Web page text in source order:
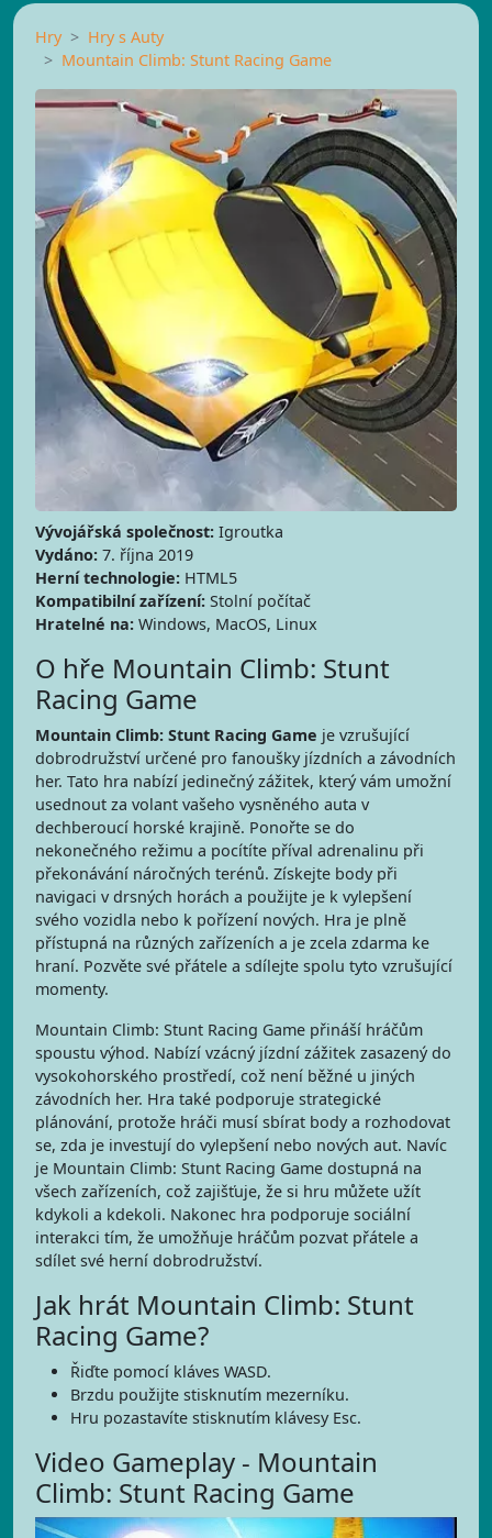
Hry
Hry s Auty
Mountain Climb: Stunt Racing Game
Vývojářská společnost: Igroutka
Vydáno: 7. října 2019
Herní technologie: HTML5
Kompatibilní zařízení: Stolní počítač
Hratelné na: Windows, MacOS, Linux
O hře Mountain Climb: Stunt
Racing Game
Mountain Climb: Stunt Racing Game je vzrušující
dobrodružství určené pro fanoušky jízdních a závodních
her. Tato hra nabízí jedinečný zážitek, který vám umožní
usednout za volant vašeho vysněného auta v
dechberoucí horské krajině. Ponořte se do
nekonečného režimu a pocítíte příval adrenalinu při
překonávání náročných terénů. Získejte body při
navigaci v drsných horách a použijte je k vylepšení
svého vozidla nebo k pořízení nových. Hra je plně
přístupná na různých zařízeních a je zcela zdarma ke
hraní. Pozvěte své přátele a sdílejte spolu tyto vzrušující
momenty.
Mountain Climb: Stunt Racing Game přináší hráčům
spoustu výhod. Nabízí vzácný jízdní zážitek zasazený do
vysokohorského prostředí, což není běžné u jiných
závodních her. Hra také podporuje strategické
plánování, protože hráči musí sbírat body a rozhodovat
se, zda je investují do vylepšení nebo nových aut. Navíc
je Mountain Climb: Stunt Racing Game dostupná na
všech zařízeních, což zajišťuje, že si hru můžete užít
kdykoli a kdekoli. Nakonec hra podporuje sociální
interakci tím, že umožňuje hráčům pozvat přátele a
sdílet své herní dobrodružství.
Jak hrát Mountain Climb: Stunt
Racing Game?
Řiďte pomocí kláves WASD.
Brzdu použijte stisknutím mezerníku.
Hru pozastavíte stisknutím klávesy Esc.
Video Gameplay - Mountain
Climb: Stunt Racing Game